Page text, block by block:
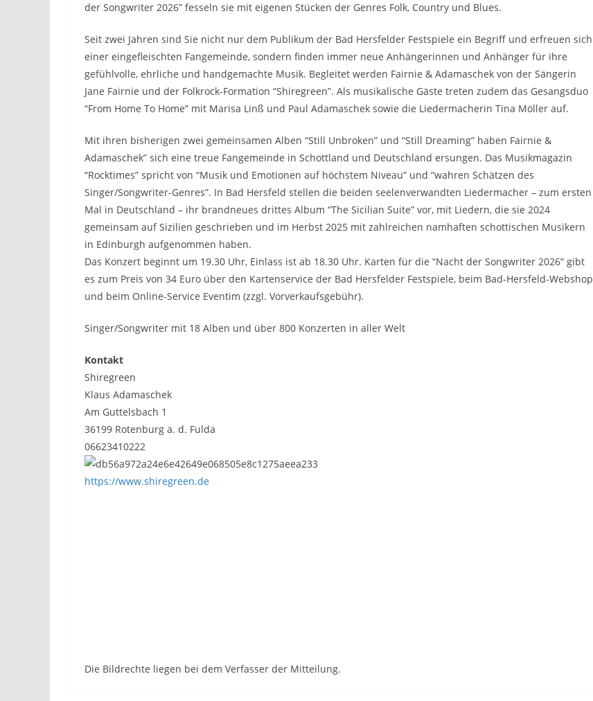
der Songwriter 2026” fesseln sie mit eigenen Stücken der Genres Folk, Country und Blues.
Seit zwei Jahren sind Sie nicht nur dem Publikum der Bad Hersfelder Festspiele ein Begriff und erfreuen sich
einer eingefleischten Fangemeinde, sondern finden immer neue Anhängerinnen und Anhänger für ihre
gefühlvolle, ehrliche und handgemachte Musik. Begleitet werden Fairnie & Adamaschek von der Sängerin
Jane Fairnie und der Folkrock-Formation “Shiregreen”. Als musikalische Gäste treten zudem das Gesangsduo
“From Home To Home” mit Marisa Linß und Paul Adamaschek sowie die Liedermacherin Tina Möller auf.
Mit ihren bisherigen zwei gemeinsamen Alben “Still Unbroken” und “Still Dreaming” haben Fairnie &
Adamaschek” sich eine treue Fangemeinde in Schottland und Deutschland ersungen. Das Musikmagazin
“Rocktimes” spricht von “Musik und Emotionen auf höchstem Niveau” und “wahren Schätzen des
Singer/Songwriter-Genres”. In Bad Hersfeld stellen die beiden seelenverwandten Liedermacher – zum ersten
Mal in Deutschland – ihr brandneues drittes Album “The Sicilian Suite” vor, mit Liedern, die sie 2024
gemeinsam auf Sizilien geschrieben und im Herbst 2025 mit zahlreichen namhaften schottischen Musikern
in Edinburgh aufgenommen haben.
Das Konzert beginnt um 19.30 Uhr, Einlass ist ab 18.30 Uhr. Karten für die “Nacht der Songwriter 2026” gibt
es zum Preis von 34 Euro über den Kartenservice der Bad Hersfelder Festspiele, beim Bad-Hersfeld-Webshop
und beim Online-Service Eventim (zzgl. Vorverkaufsgebühr).
Singer/Songwriter mit 18 Alben und über 800 Konzerten in aller Welt
Kontakt
Shiregreen
Klaus Adamaschek
Am Guttelsbach 1
36199 Rotenburg a. d. Fulda
06623410222
https://www.shiregreen.de
Die Bildrechte liegen bei dem Verfasser der Mitteilung.